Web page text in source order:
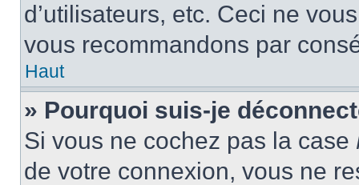
d’utilisateurs, etc. Ceci ne
vous recommandons par
Haut
» Pourquoi suis-je
Si vous ne cochez pas la case
de votre connexion, vous ne